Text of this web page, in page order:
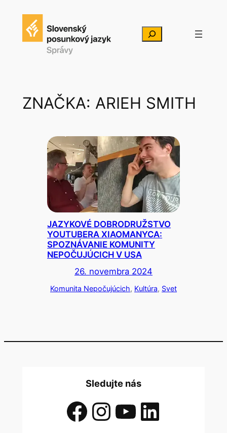
Hľadať
ZNAČKA: ARIEH SMITH
JAZYKOVÉ DOBRODRUŽSTVO
YOUTUBERA XIAOMANYCA:
SPOZNÁVANIE KOMUNITY
NEPOČUJÚCICH V USA
26. novembra 2024
Komunita Nepočujúcich, Kultúra, Svet
Sledujte nás
Facebook InstagramYouTube LinkedIn